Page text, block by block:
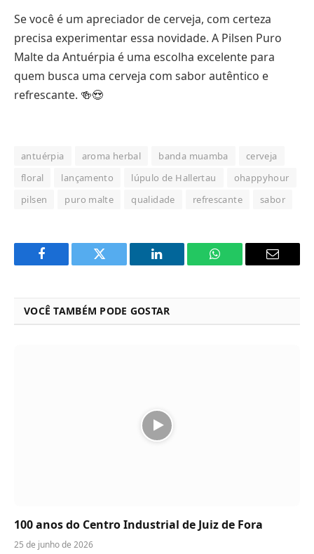
Se você é um apreciador de cerveja, com certeza
precisa experimentar essa novidade. A Pilsen Puro
Malte da Antuérpia é uma escolha excelente para
quem busca uma cerveja com sabor autêntico e
refrescante. 🍻😍
antuérpia aroma herbal banda muamba
cerveja
floral
lançamento lúpulo de Hallertau
ohappyhour
pilsen
puro malte qualidade refrescante sabor
Facebook Twitter LinkedIn WhatsApp Email
VOCÊ TAMBÉM PODE GOSTAR
100 anos do Centro Industrial de Juiz de Fora
25 de junho de 2026